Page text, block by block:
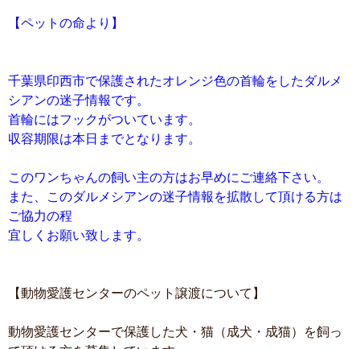
【ペットの命より】
千葉県印西市で保護されたオレンジ色の首輪をしたダルメ
シアンの迷子情報です。
首輪にはフックがついています。
収容期限は本日までとなります。
このワンちゃんの飼い主の方はお早めにご連絡下さい。
また、このダルメシアンの迷子情報を拡散して頂ける方は
ご協力の程
宜しくお願い致します。
【動物愛護センターのペット譲渡について】
動物愛護センターで保護した犬・猫（成犬・成猫）を飼っ